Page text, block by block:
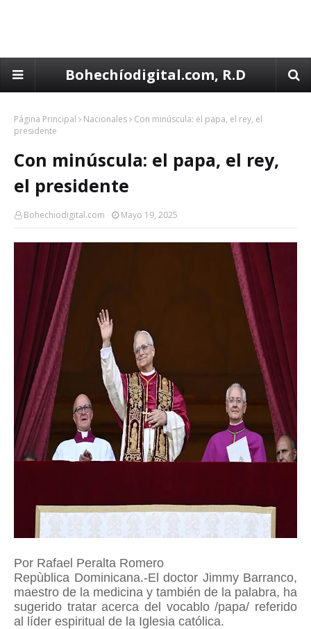
Bohechíodigital.com, R.D
Página Principal Nacionales
Con minúscula: el papa, el rey, el
presidente
Con minúscula: el papa, el rey,
el presidente
Bohechiodigital.com Mayo 19, 2025
Por Rafael Peralta Romero
Repùblica Dominicana.-El doctor Jimmy Barranco,
maestro de la medicina y también de la palabra, ha
sugerido tratar acerca del vocablo /papa/ referido
al líder espiritual de la Iglesia católica.